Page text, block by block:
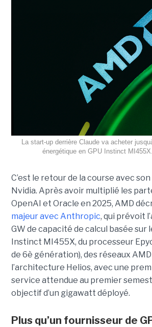
La start-up derrière Claude va acheter
énergétique en GPU Instinct
C’est le retour de la course avec
Nvidia. Après avoir multiplié les
OpenAI et Oracle en 2025, AMD
majeur avec Anthropic, qui prévoit
GW de capacité de calcul basée sur
Instinct MI455X, du processeur
de 6è génération), des réseaux
l’architecture Helios, avec une
service attendue au premier
objectif d’un gigawatt déployé.
Plus qu’un fournisseur de